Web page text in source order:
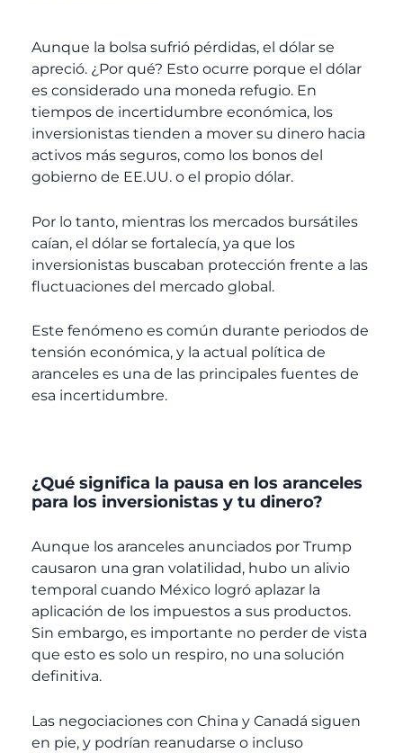
Aunque la bolsa sufrió pérdidas, el dólar se
apreció. ¿Por qué? Esto ocurre porque el dólar
es considerado una moneda refugio. En
tiempos de incertidumbre económica, los
inversionistas tienden a mover su dinero hacia
activos más seguros, como los bonos del
gobierno de EE.UU. o el propio dólar.
Por lo tanto, mientras los mercados bursátiles
caían, el dólar se fortalecía, ya que los
inversionistas buscaban protección frente a las
fluctuaciones del mercado global.
Este fenómeno es común durante periodos de
tensión económica, y la actual política de
aranceles es una de las principales fuentes de
esa incertidumbre.
¿Qué significa la pausa en los aranceles
para los inversionistas y tu dinero?
Aunque los aranceles anunciados por Trump
causaron una gran volatilidad, hubo un alivio
temporal cuando México logró aplazar la
aplicación de los impuestos a sus productos.
Sin embargo, es importante no perder de vista
que esto es solo un respiro, no una solución
definitiva.
Las negociaciones con China y Canadá siguen
en pie, y podrían reanudarse o incluso